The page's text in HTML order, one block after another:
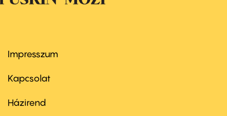
Footer
first
Impresszum
Kapcsolat
Footer
Házirend